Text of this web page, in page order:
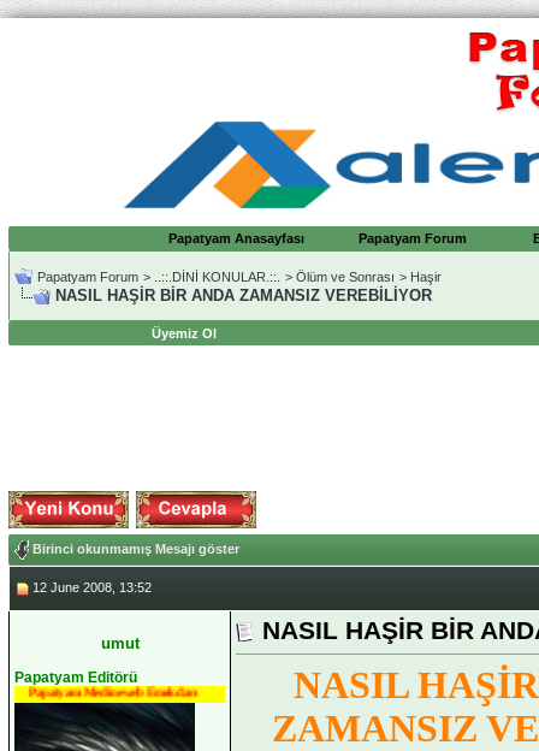
Papatyam Anasayfası Papatyam Forum
Papatyam Forum > ..::.DİNİ KONULAR.::. > Ölüm ve Sonrası > Haşir
NASIL HAŞİR BİR ANDA ZAMANSIZ VEREBİLİYOR
Üyemiz Ol
Birinci okunmamış Mesajı göster
12 June 2008, 13:52
umut
Papatyam Editörü
Papatyam Medineweb Emekdarı
NASIL HAŞİR BİR
NASIL
ZAMANSIZ